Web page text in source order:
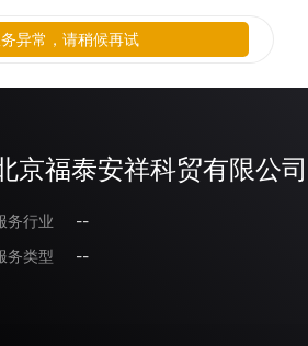
京福泰安祥科贸有限公司
务行业
--
务类型
--
异常，请稍候再试